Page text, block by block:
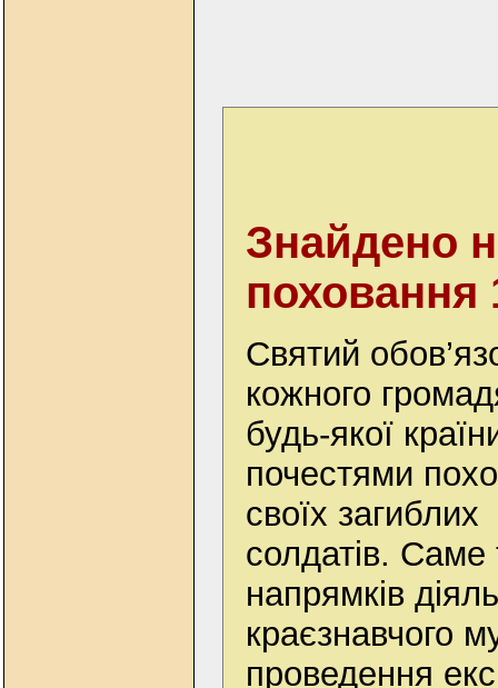
Знайдено
поховання
Святий
кожного
будь-якої
почестями
своїх загиблих
солдатів. Саме
напрямків
краєзнавчого
проведення